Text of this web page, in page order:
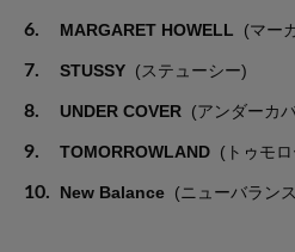
6. MARGARET HOWELL (マー
7. STUSSY (ステューシー)
8. UNDER COVER (アンダーカ
9. TOMORROWLAND (トゥモ
10. New Balance (ニューバラン